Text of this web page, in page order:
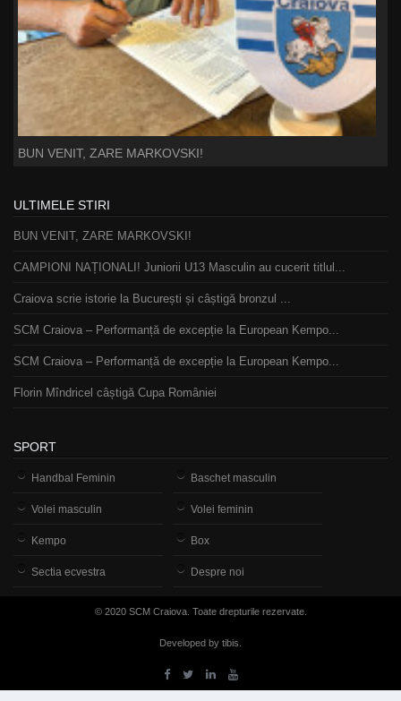
BUN VENIT, ZARE MARKOVSKI!
ULTIMELE STIRI
BUN VENIT, ZARE MARKOVSKI!
CAMPIONI NAȚIONALI! Juniorii U13 Masculin au cucerit titlul...
Craiova scrie istorie la București și câștigă bronzul ...
SCM Craiova – Performanță de excepție la European Kempo...
SCM Craiova – Performanță de excepție la European Kempo...
Florin Mîndricel câștigă Cupa României
SPORT
Handbal Feminin Baschet masculin
Volei masculin Volei feminin
Kempo Box
Sectia ecvestra Despre noi
© 2020 SCM Craiova. Toate drepturile rezervate.
Developed by tibis.